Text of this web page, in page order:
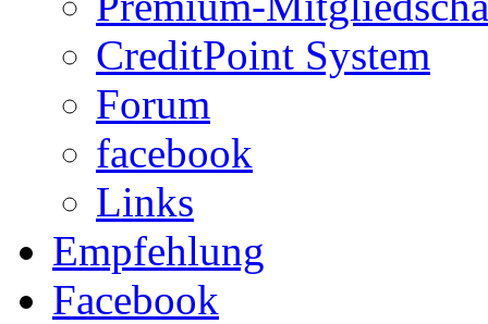
CreditPoint System
Forum
facebook
Links
Empfehlung
Facebook